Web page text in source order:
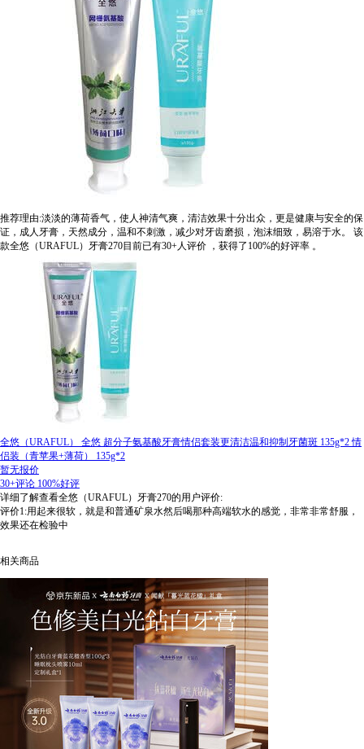
推荐理由:淡淡的薄荷香气，使人神清气爽，清洁效果十分出众，更是健康与安全的保
证，成人牙膏，天然成分，温和不刺激，减少对牙齿磨损，泡沫细致，易溶于水。
该
款全悠（URAFUL）牙膏270目前已有30+人评价 ，获得了100%的好评率 。
全悠（URAFUL） 全悠 超分子氨基酸牙膏情侣套装更清洁温和抑制牙菌斑 135g*2 情
侣装（青苹果+薄荷） 135g*2
暂无报价
30+评论 100%好评
详细了解查看全悠（URAFUL）牙膏270的用户评价:
评价1:用起来很软，就是和普通矿泉水然后喝那种高端软水的感觉，非常非常舒服，
效果还在检验中
相关商品